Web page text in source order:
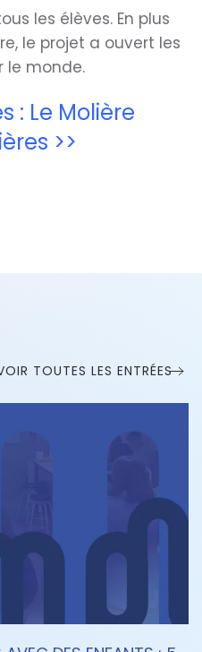
les élèves. En plus
le projet a ouvert les
le monde.
: Le Molière
>>
TOUTES LES ENTRÉES